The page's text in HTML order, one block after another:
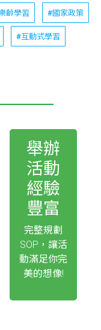
齡學習 #國家政策
#互動式學習
舉辦
活動
經驗
豐富
完整規劃
SOP，讓活
動滿足你完
美的想像!